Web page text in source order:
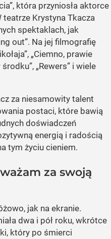
która przyniosła aktorce
Krystyna Tkacza
spektaklach, jak
out”. Na jej filmografię
„Ciemno, prawie
„Rewers” i wiele
za niesamowity talent
postaci, które bawią
doświadczeń
energią i radością
tym życiu cieniem.
za swoją
jak na ekranie.
dwa i pół roku, wkrótce
który po śmierci